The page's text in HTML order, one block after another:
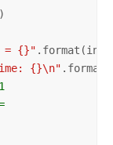
= {}"
{}\n"